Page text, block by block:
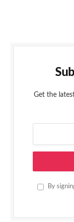
Get the
By